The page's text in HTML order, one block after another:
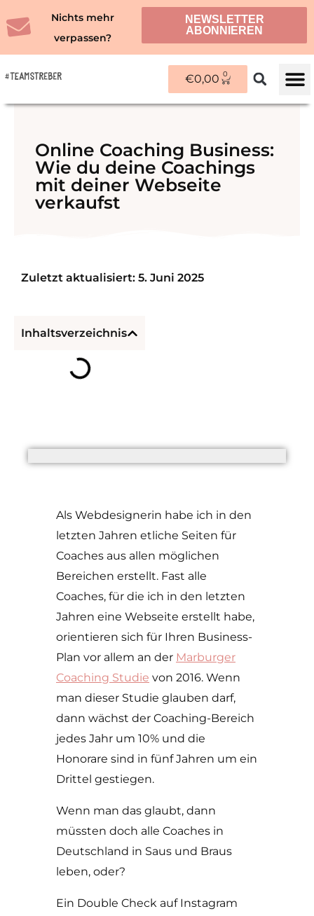
Inhalt
Nichts mehr
verpassen?
NEWSLETTER
ABONNIEREN
€0,00 0
WARENKORB
Online Coaching Business:
Wie du deine Coachings
mit deiner Webseite
verkaufst
Zuletzt aktualisiert: 5. Juni 2025
Inhaltsverzeichnis
Als Webdesignerin habe ich in den
letzten Jahren etliche Seiten für
Coaches aus allen möglichen
Bereichen erstellt. Fast alle
Coaches, für die ich in den letzten
Jahren eine Webseite erstellt habe,
orientieren sich für Ihren Business-
Plan vor allem an der Marburger
Coaching Studie von 2016. Wenn
man dieser Studie glauben darf,
dann wächst der Coaching-Bereich
jedes Jahr um 10% und die
Honorare sind in fünf Jahren um ein
Drittel gestiegen.
Wenn man das glaubt, dann
müssten doch alle Coaches in
Deutschland in Saus und Braus
leben, oder?
Ein Double Check auf Instagram